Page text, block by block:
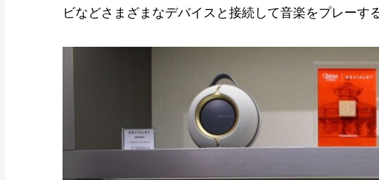
ビなどさまざまなデバイスと接続して音楽をプレーす